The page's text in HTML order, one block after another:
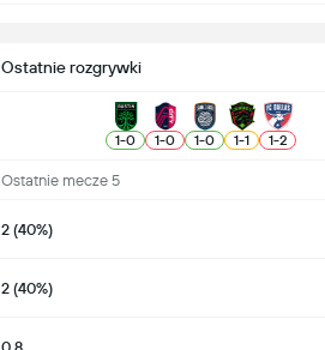
Ostatnie rozgrywki
1-0 1-0 1-0 1-1 1-2
Ostatnie mecze 5
2 (40%)
2 (40%)
0.8